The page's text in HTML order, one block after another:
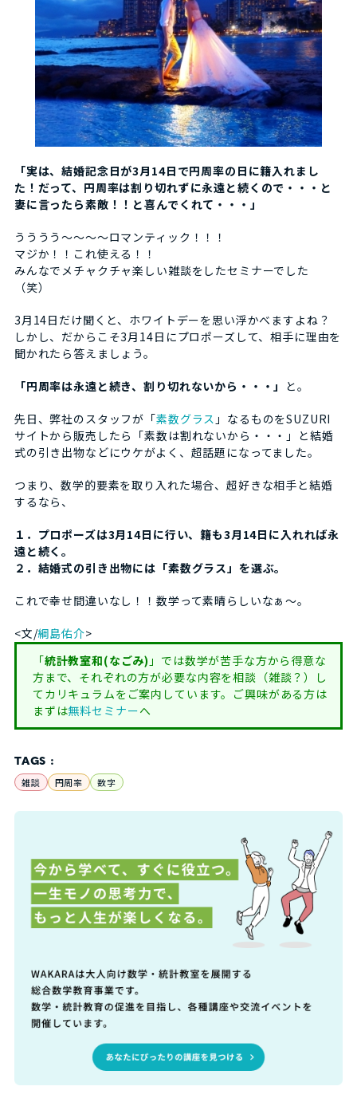
「実は、結婚記念日が3月14日で円周率の日に籍入れまし
た！だって、円周率は割り切れずに永遠と続くので・・・と
妻に言ったら素敵！！と喜んでくれて・・・」
うううう～～～～ロマンティック！！！
マジか！！これ使える！！
みんなでメチャクチャ楽しい雑談をしたセミナーでした
（笑）
3月14日だけ聞くと、ホワイトデーを思い浮かべますよね？
しかし、だからこそ3月14日にプロポーズして、相手に理由を
聞かれたら答えましょう。
「円周率は永遠と続き、割り切れないから・・・」 と。
先日、弊社のスタッフが「素数グラス 」なるものをSUZURI
サイトから販売したら「素数は割れないから・・・」と結婚
式の引き出物などにウケがよく、超話題になってました。
つまり、数学的要素を取り入れた場合、超好きな相手と結婚
するなら、
１．プロポーズは3月14日に行い、籍も3月14日に入れれば永
遠と続く。
２．結婚式の引き出物には「素数グラス」を選ぶ。
これで幸せ間違いなし！！数学って素晴らしいなぁ～。
<文/綱島佑介>
「統計教室和(なごみ) 」では数学が苦手な方から得意な
方まで、それぞれの方が必要な内容を相談（雑談？）し
てカリキュラムをご案内しています。ご興味がある方は
まずは無料セミナーへ
TAGS :
雑談 円周率 数字